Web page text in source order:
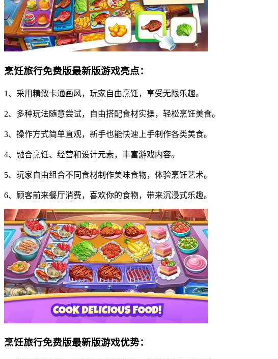
烹饪旅行免费版最新版游戏亮点：
1、采用精致卡通画风，玩家自由烹饪，享受无限乐趣。
2、多种玩法随意尝试，自由搭配食材实操，轻松烹饪美食。
3、操作方式简单直观，新手也能快速上手制作各类美食。
4、融合烹饪、经营和设计元素，丰富游戏内容。
5、玩家自由组合不同食材制作美味食物，体验烹饪艺术。
6、顾客前来餐厅消费，喜欢你的食物，带来沉浸式乐趣。
烹饪旅行免费版最新版游戏优势：